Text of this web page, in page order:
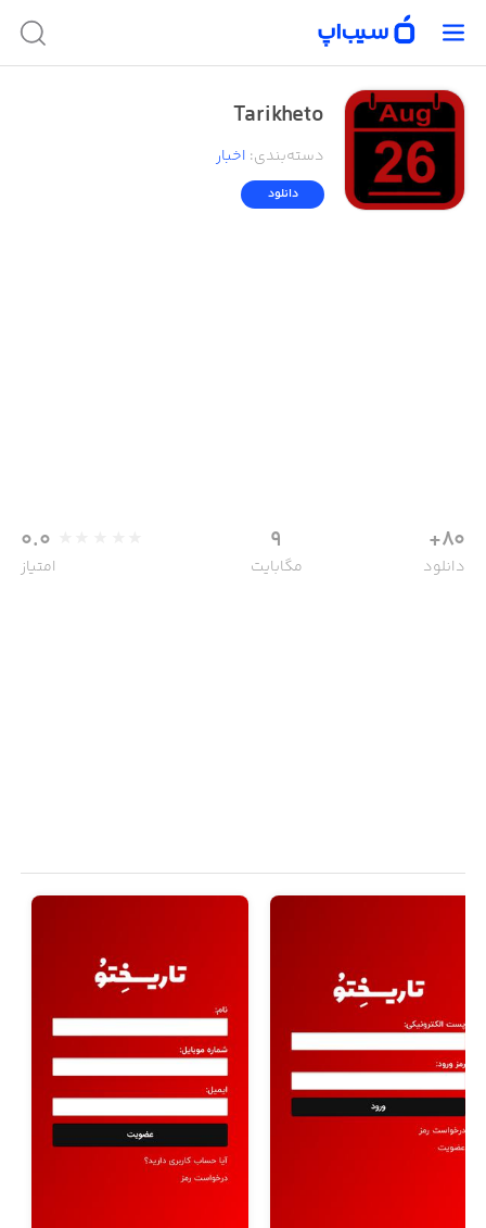
Tarikheto
دسته‌بندی: اخبار
دانلود
80+
دانلود
9
مگابایت
0.0
امتیاز